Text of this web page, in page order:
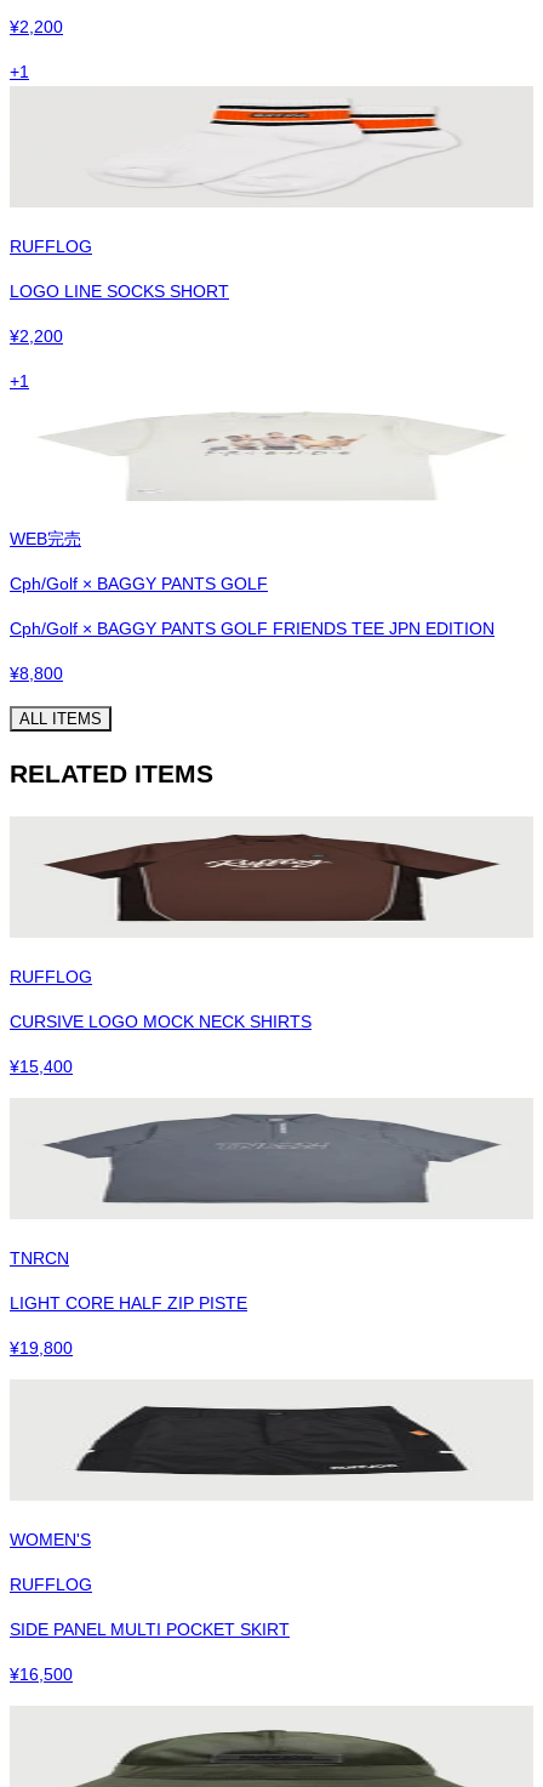
¥2,200
+1
RUFFLOG
LOGO LINE SOCKS SHORT
¥2,200
+1
WEB完売
Cph/Golf × BAGGY PANTS GOLF
Cph/Golf × BAGGY PANTS GOLF FRIENDS TEE JPN EDITION
¥8,800
ALL ITEMS
RELATED ITEMS
RUFFLOG
CURSIVE LOGO MOCK NECK SHIRTS
¥15,400
TNRCN
LIGHT CORE HALF ZIP PISTE
¥19,800
WOMEN'S
RUFFLOG
SIDE PANEL MULTI POCKET SKIRT
¥16,500